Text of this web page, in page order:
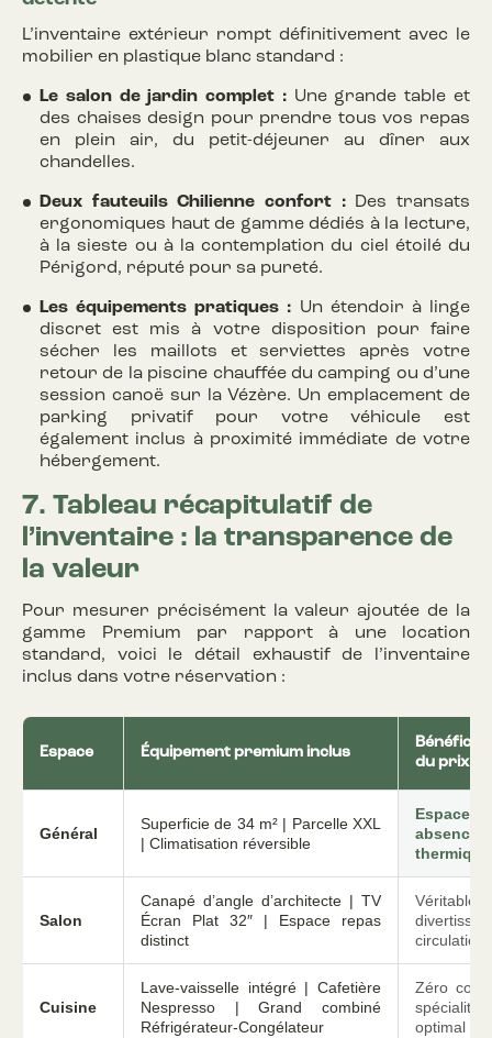
L’inventaire extérieur rompt définitivement avec le
mobilier en plastique blanc standard :
Le salon de jardin complet :Une grande table et
des chaises design pour prendre tous vos repas
en plein air, du petit-déjeuner au dîner aux
chandelles.
Deux fauteuils Chilienne confort :Des transats
ergonomiques haut de gamme dédiés à la lecture,
à la sieste ou à la contemplation du ciel étoilé du
Périgord, réputé pour sa pureté.
Les équipements pratiques : Un étendoir à linge
discret est mis à votre disposition pour faire
sécher les maillots et serviettes après votre
retour de la piscine chauffée du camping ou d’une
session canoë sur la Vézère. Un emplacement de
parking privatif pour votre véhicule est
également inclus à proximité immédiate de votre
hébergement.
7. Tableau récapitulatif de
l’inventaire : la transparence de
la valeur
Pour mesurer précisément la valeur ajoutée de la
gamme Premium par rapport à une location
standard, voici le détail exhaustif de l’inventaire
inclus dans votre réservation :
Espace Équipement premium inclus
Bénéfice
du prix
Général
Superficie de 34 m² | Parcelle XXL
| Climatisation réversible
absence
Salon
Canapé d’angle d’architecte | TV
Écran Plat 32″ | Espace repas
distinct
circulation
Cuisine
Lave-vaisselle intégré | Cafetière
Nespresso | Grand combiné
Réfrigérateur-Congélateur
Zéro
optimal